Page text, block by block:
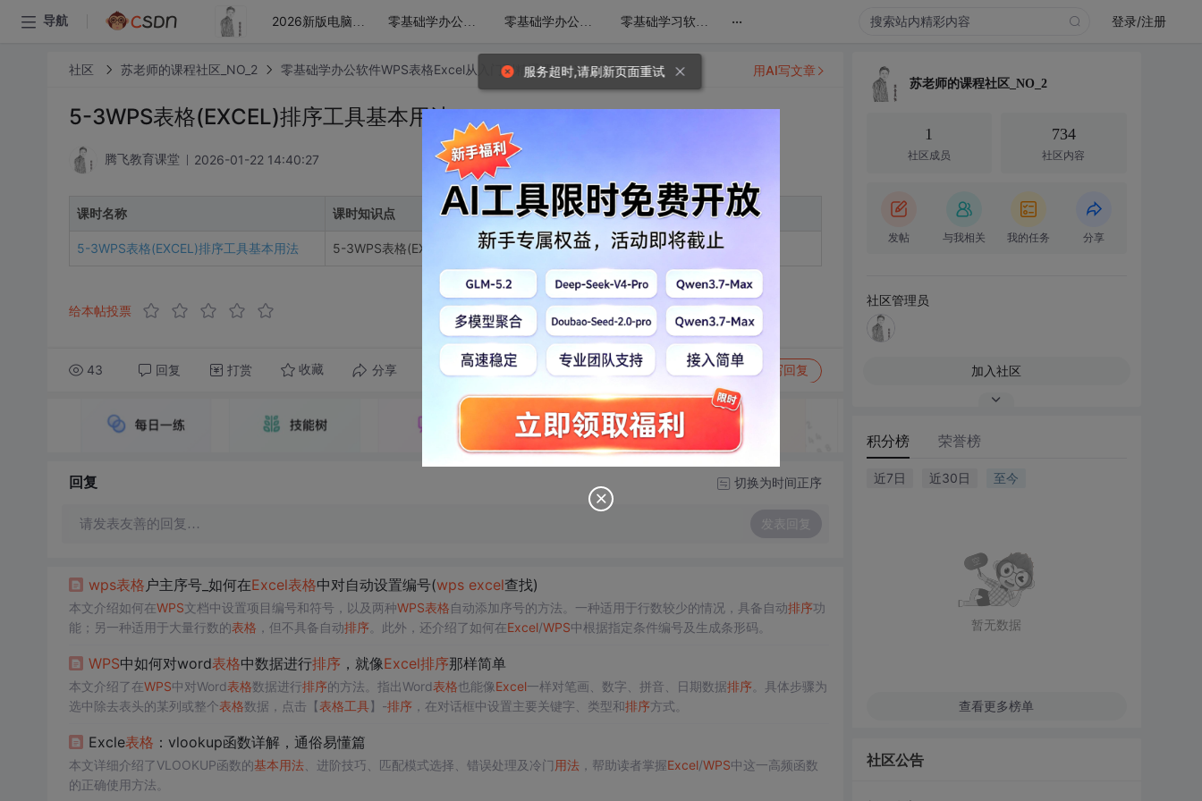
导航 2026新版电脑盲打拼音打字教程 零基础学办公软件WPS文字Word从入门到精通课程 零基础学办公软件WPS表格Excel从入门到精通课程 零基础学习软件WPS演示（PPT）视频教程 ... 登录/注册
社区 苏老师的课程社区_NO_2 零基础学办公软件WPS表格Excel从入门到精通课程 帖子详情
5-3WPS表格(EXCEL)排序工具基本用法
腾飞教育课堂 2026-01-22 14:40:27
课时名称 课时知识点
5-3WPS表格(EXCEL)排序工具基本用法 5-3WPS表格(EXCEL)排序工具基本用法5-3WPS表格(EXCEL)排序工具基本用法
给本帖投票
43 回复 打赏 收藏 分享 转发到动态 举报 写回复
用AI写文章
回复 切换为时间正序
请发表友善的回复… 发表回复
wps表格 户主序号_如何在Excel表格中对自动设置编号(wps excel查找)
本文介绍如何在WPS文档中设置项目编号和符号，以及两种WPS表格自动添加序号的方法。一种适用于行数较少的情况，具备自动排序功
能；另一种适用于大量行数的表格 ，但不具备自动排序 。此外，还介绍了如何在Excel/WPS中根据指定条件编号及生成条形码。
WPS中如何对word表格中数据进行排序，就像Excel排序那样简单
本文介绍了在WPS中对Word表格数据进行排序的方法。指出Word表格也能像Excel一样对笔画、数字、拼音、日期数据排序 。具体步骤为
选中除去表头的某列或整个表格数据，点击【表格工具】-排序 ，在对话框中设置主要关键字、类型和排序方式。
Excle表格 ：vlookup函数详解，通俗易懂篇
本文详细介绍了VLOOKUP函数的基本用法、进阶技巧、匹配模式选择、错误处理及冷门 用法，帮助读者掌握Excel/WPS中这一高频函数
的正确使用方法。
苏老师的课程社区_NO_2
1
社区成员
734
社区内容
发帖 与我相关 我的任务 分享
社区管理员
加入社区
积分榜 荣誉榜
近7日 近30日 至今
暂无数据
查看更多榜单
社区公告
服务超时,请刷新页面重试